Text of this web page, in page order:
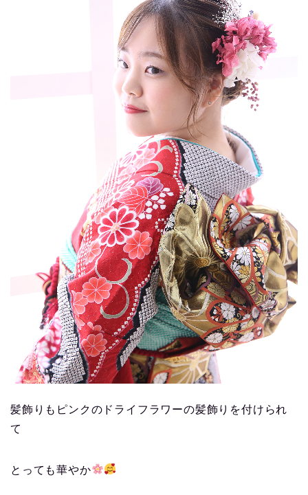
髪飾りもピンクのドライフラワーの髪飾りを付けられ
て
とっても華やか